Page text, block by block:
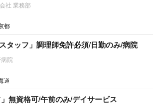
社 業務部
都
タッフ」調理師免許必須/日勤のみ/病院
院
道
」無資格可/午前のみ/デイサービス